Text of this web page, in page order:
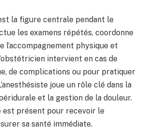
la figure centrale pendant le
les examens répétés, coordonne
l’accompagnement physique et
intervient en cas de
de complications ou pour pratiquer
joue un rôle clé dans la
et la gestion de la douleur.
est présent pour recevoir le
sa santé immédiate.